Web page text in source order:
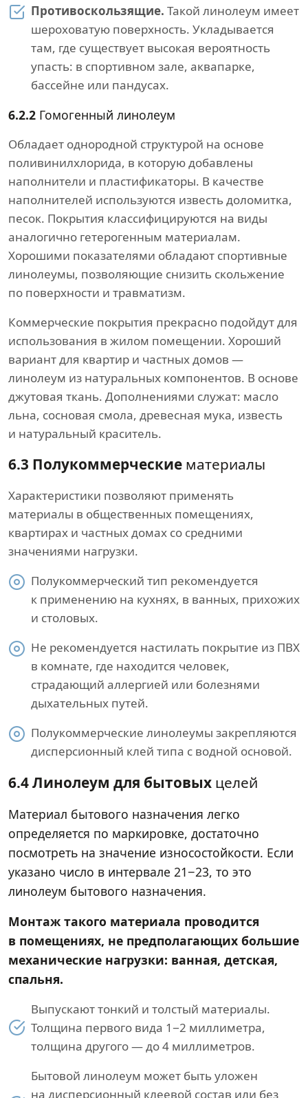
Противоскользящие. Такой линолеум имеет
шероховатую поверхность. Укладывается
там, где существует высокая вероятность
упасть: в спортивном зале, аквапарке,
бассейне или пандусах.
6.2.2 Гомогенный линолеум
Обладает однородной структурой на основе
поливинилхлорида, в которую добавлены
наполнители и пластификаторы. В качестве
наполнителей используются известь доломитка,
песок. Покрытия классифицируются на виды
аналогично гетерогенным материалам.
Хорошими показателями обладают спортивные
линолеумы, позволяющие снизить скольжение
по поверхности и травматизм.
Коммерческие покрытия прекрасно подойдут для
использования в жилом помещении. Хороший
вариант для квартир и частных домов —
линолеум из натуральных компонентов. В основе
джутовая ткань. Дополнениями служат: масло
льна, сосновая смола, древесная мука, известь
и натуральный краситель.
6.3 Полукоммерческие материалы
Характеристики позволяют применять
материалы в общественных помещениях,
квартирах и частных домах со средними
значениями нагрузки.
Полукоммерческий тип рекомендуется
к применению на кухнях, в ванных, прихожих
и столовых.
Не рекомендуется настилать покрытие из ПВХ
в комнате, где находится человек,
страдающий аллергией или болезнями
дыхательных путей.
Полукоммерческие линолеумы закрепляются
дисперсионный клей типа с водной основой.
6.4 Линолеум для бытовых целей
Материал бытового назначения легко
определяется по маркировке, достаточно
посмотреть на значение износостойкости. Если
указано число в интервале 21−23, то это
линолеум бытового назначения.
Монтаж такого материала проводится
в помещениях, не предполагающих большие
механические нагрузки: ванная, детская,
спальня.
Выпускают тонкий и толстый материалы.
Толщина первого вида 1−2 миллиметра,
толщина другого — до 4 миллиметров.
Бытовой линолеум может быть уложен
на дисперсионный клеевой состав или без